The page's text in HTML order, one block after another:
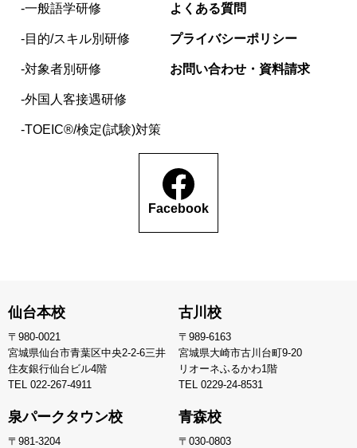
一般語学研修
目的/スキル別研修
対象者別研修
外国人客接遇研修
TOEIC®/検定(試験)対策
よくある質問
プライバシーポリシー
お問い合わせ・資料請求
Facebook
仙台本校
〒980-0021
宮城県仙台市青葉区中央2-2-6三井
住友銀行仙台ビル4階
TEL 022-267-4911
古川校
〒989-6163
宮城県大崎市古川台町9-20
リオーネふるかわ1階
TEL 0229-24-8531
泉パークタウン校
〒981-3204
青森校
〒030-0803